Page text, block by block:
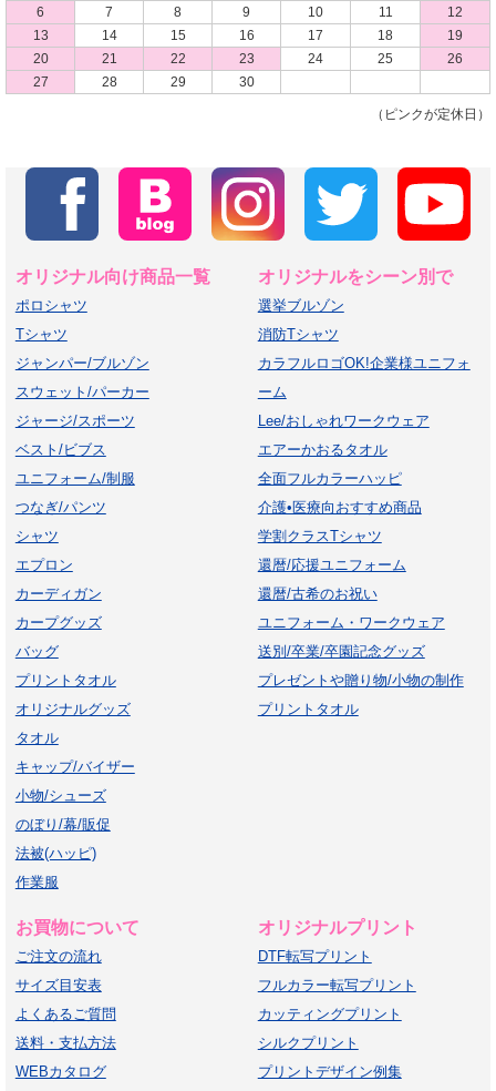
6
7 8 9 10 11
12
13
14 15 16 17 18
19
20
21 22 23 24 25
26
27
28 29 30
（ピンクが定休日）
オリジナル向け商品一覧
ポロシャツ
Tシャツ
ジャンパー/ブルゾン
スウェット/パーカー
ジャージ/スポーツ
ベスト/ビブス
ユニフォーム/制服
つなぎ/パンツ
シャツ
エプロン
カーディガン
カープグッズ
バッグ
プリントタオル
オリジナルグッズ
タオル
キャップ/バイザー
小物/シューズ
のぼり/幕/販促
法被(ハッピ)
作業服
オリジナルをシーン別で
選挙ブルゾン
消防Tシャツ
カラフルロゴOK!企業様ユニフォ
ーム
Lee/おしゃれワークウェア
エアーかおるタオル
全面フルカラーハッピ
介護•医療向おすすめ商品
学割クラスTシャツ
還暦/応援ユニフォーム
還暦/古希のお祝い
ユニフォーム・ワークウェア
送別/卒業/卒園記念グッズ
プレゼントや贈り物/小物の制作
プリントタオル
お買物について
ご注文の流れ
サイズ目安表
よくあるご質問
送料・支払方法
WEBカタログ
オリジナルプリント
DTF転写プリント
フルカラー転写プリント
カッティングプリント
シルクプリント
プリントデザイン例集